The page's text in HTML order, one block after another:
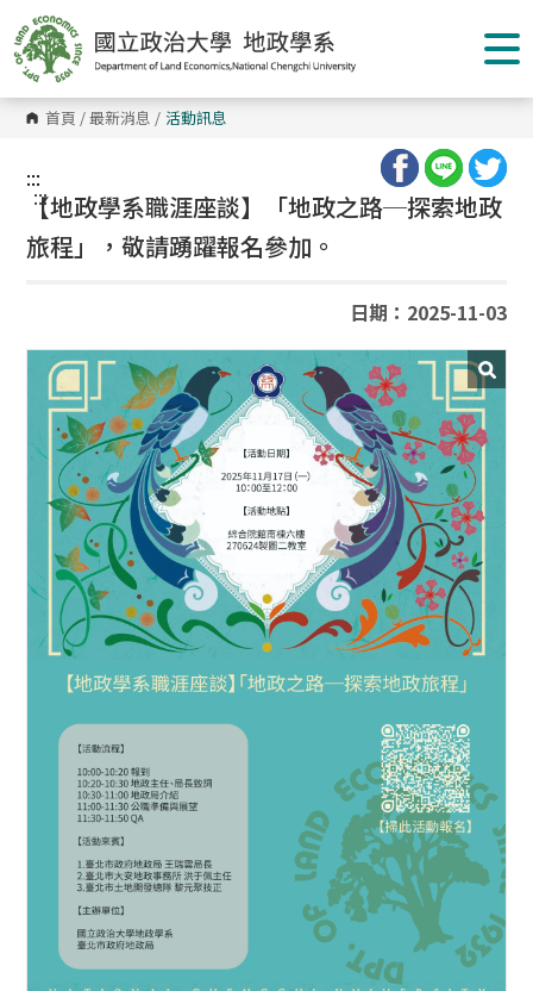
到
主
要
內
容
區 首頁 /最新消息 / 活動訊息
:::
:::
【地政學系職涯座談】「地政之路─探索地政
旅程」，敬請踴躍報名參加。
日期：2025-11-03